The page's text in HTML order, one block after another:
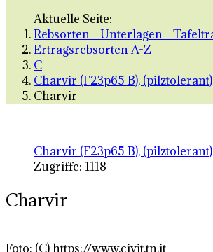
Aktuelle Seite:
Rebsorten - Unterlagen -
Ertragsrebsorten A-Z
C
Charvir (F23p65 B), (pilztolerant)
Charvir
Charvir (F23p65 B), (pilztolerant)
Zugriffe: 1118
Charvir
Foto: (C) https://www.civit.tn.it